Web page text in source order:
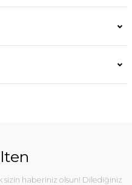
sizin haberiniz olsun! Dilediğiniz